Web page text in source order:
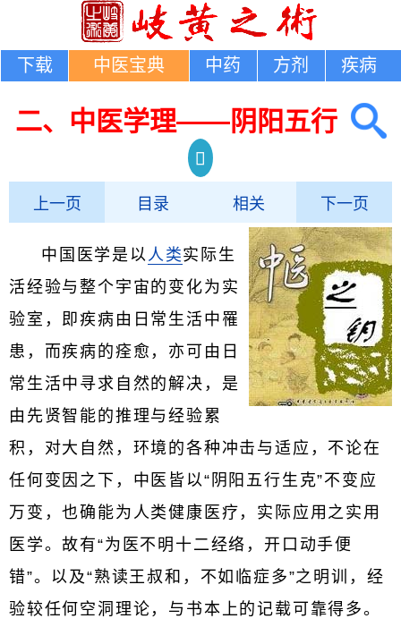
下载 中医宝典 中药 方剂 疾病
二、中医学理——阴阳五行
上一页 目录 相关 下一页
中国医学是以人类实际生
活经验与整个宇宙的变化为实
验室，即疾病由日常生活中罹
患，而疾病的痊愈，亦可由日
常生活中寻求自然的解决，是
由先贤智能的推理与经验累
积，对大自然，环境的各种冲击与适应，不论在
任何变因之下，中医皆以“阴阳五行生克”不变应
万变，也确能为人类健康医疗，实际应用之实用
医学。故有“为医不明十二经络，开口动手便
错”。以及“熟读王叔和，不如临症多”之明训，经
验较任何空洞理论，与书本上的记载可靠得多。